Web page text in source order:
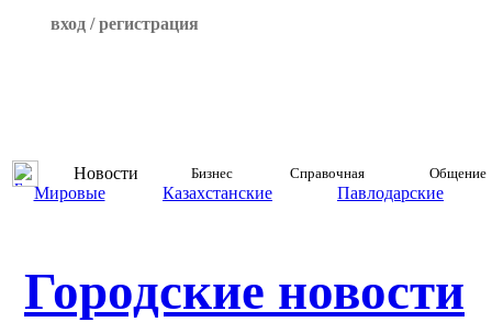
вход / регистрация
Новости Бизнес Справочная Общение
Мировые Казахстанские Павлодарские
Городские новости